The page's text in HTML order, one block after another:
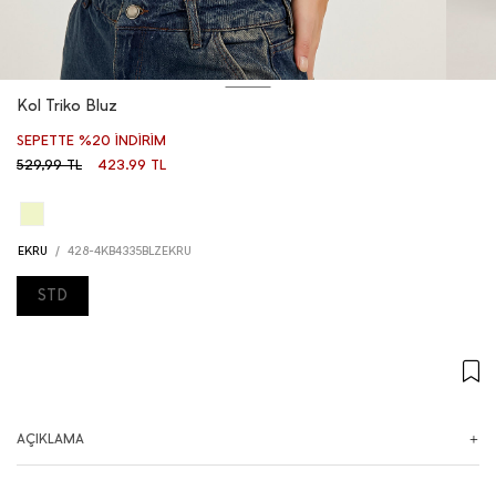
Kol Triko Bluz
SEPETTE %20 İNDIRIM
529,99TL 423.99 TL
STD
EKRU / 428-4KB4335BLZEKRU
AÇIKLAMA